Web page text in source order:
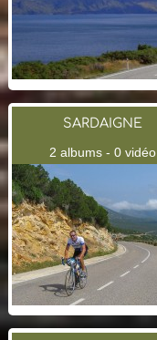
SARDAIGNE
2 albums - 0 vidéo